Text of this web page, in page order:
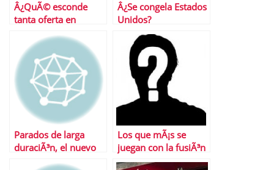
Â¿QuÃ© esconde
tanta oferta en
Â¿Se congela Estados
Unidos?
Parados de larga
duraciÃ³n, el nuevo
Los que mÃ¡s se
juegan con la fusiÃ³n
de las cajas